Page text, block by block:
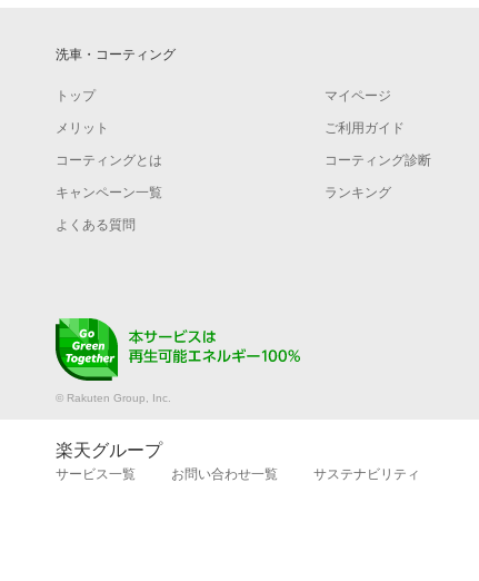
洗車・コーティング
トップ マイページ
メリット ご利用ガイド
コーティングとは コーティング診断
キャンペーン一覧 ランキング
よくある質問
© Rakuten Group, Inc.
楽天グループ
サービス一覧 お問い合わせ一覧 サステナビリティ